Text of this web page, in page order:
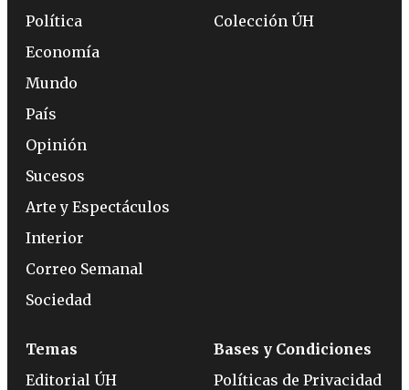
Política
Economía
Mundo
País
Opinión
Sucesos
Arte y Espectáculos
Interior
Correo Semanal
Sociedad
Colección ÚH
Temas
Editorial ÚH
Bases y Condiciones
Políticas de Privacidad